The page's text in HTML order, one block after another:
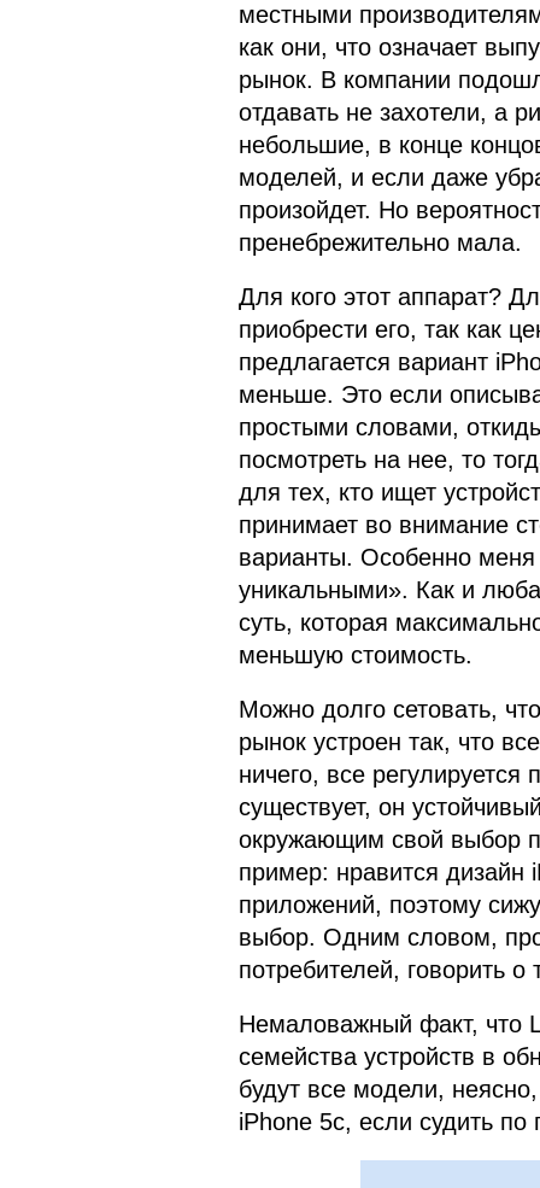
местными
как они, что означает
рынок. В компании
отдавать не захотели, а
небольшие, в конце
моделей, и если даже
произойдет. Но
пренебрежительно мала.
Для кого этот аппарат?
приобрести его, так как
предлагается вариант
меньше. Это если
простыми словами,
посмотреть на нее, то
для тех, кто ищет
принимает во внимание
варианты. Особенно
уникальными». Как и
суть, которая
меньшую стоимость.
Можно долго сетовать,
рынок устроен так, что
ничего, все
существует, он
окружающим свой выбор
пример: нравится дизайн
приложений, поэтому
выбор. Одним словом,
потребителей, говорить
Немаловажный факт, что
семейства устройств в
будут все модели,
iPhone 5c, если судить